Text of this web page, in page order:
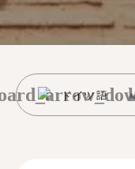
ドイツ語